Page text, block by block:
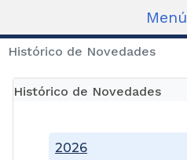
Menú
Histórico de Novedades
Histórico de Novedades
2026